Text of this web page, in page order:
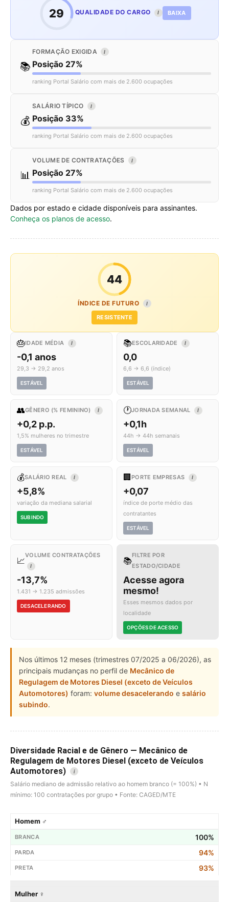
29 QUALIDADE DO CARGO I BAIXA
📚
FORMAÇÃO EXIGIDA I
Posição 27%
ranking Portal Salário com mais de 2.600 ocupações
💰
SALÁRIO TÍPICO I
Posição 33%
ranking Portal Salário com mais de 2.600 ocupações
📊
VOLUME DE CONTRATAÇÕES I
Posição 27%
ranking Portal Salário com mais de 2.600 ocupações
Dados por estado e cidade disponíveis para assinantes.
Conheça os planos de acesso.
44
ÍNDICE DE FUTURO I
RESISTENTE
🎂IDADE MÉDIA I
-0,1 anos
29,3 → 29,2 anos
ESTÁVEL
📚ESCOLARIDADE I
0,0
6,6 → 6,6 (índice)
ESTÁVEL
👥GÊNERO (% FEMININO) I
+0,2 p.p.
1,5% mulheres no trimestre
ESTÁVEL
🕐JORNADA SEMANAL I
+0,1h
44h → 44h semanais
ESTÁVEL
💰SALÁRIO REAL I
+5,8%
variação da mediana salarial
SUBINDO
🏢 PORTE EMPRESAS I
+0,07
índice de porte médio das
contratantes
ESTÁVEL
📈
VOLUME CONTRATAÇÕES
I
-13,7%
1.431 → 1.235 admissões
DESACELERANDO
📚
FILTRE POR
ESTADO/CIDADE
Acesse agora
mesmo!
Esses mesmos dados por
localidade
OPÇÕES DE ACESSO
Nos últimos 12 meses (trimestres 07/2025 a 06/2026), as
principais mudanças no perfil de Mecânico de
Regulagem de Motores Diesel (exceto de Veículos
Automotores) foram: volume desacelerando e salário
subindo.
Diversidade Racial e de Gênero — Mecânico de
Regulagem de Motores Diesel (exceto de Veículos
Automotores)
i
Salário mediano de admissão relativo ao homem branco (= 100%) • N
mínimo: 100 contratações por grupo • Fonte: CAGED/MTE
Homem ♂
100%
94%
93%
Mulher ♀